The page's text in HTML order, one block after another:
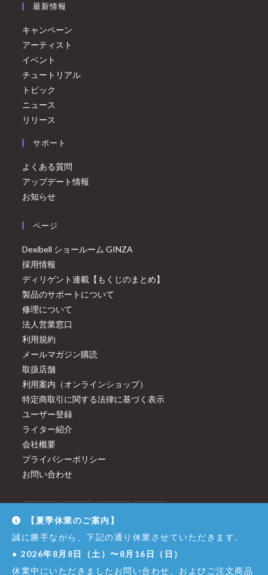
最新情報
キャンペーン
アーティスト
イベント
チュートリアル
トピック
ニュース
リリース
サポート
よくある質問
アップデート情報
お知らせ
ページ
Dexibell ショールーム GINZA
採用情報
ディリゲント連載【もくじのまとめ】
製品のサポートについて
修理について
法人営業窓口
利用規約
メールマガジン購読
取扱店舗
利用案内（オンラインショップ）
特定商取引に関する法律に基づく表示
ユーザー登録
ライター紹介
会社概要
プライバシーポリシー
お問い合わせ
【夏季休業のご案内】
誠に勝手ながら、下記の通り休業させていただきます。
● 2026年8月8日（土）〜8月16日（日）
休業中にいただきましたお問い合わせ、およびご注文商品